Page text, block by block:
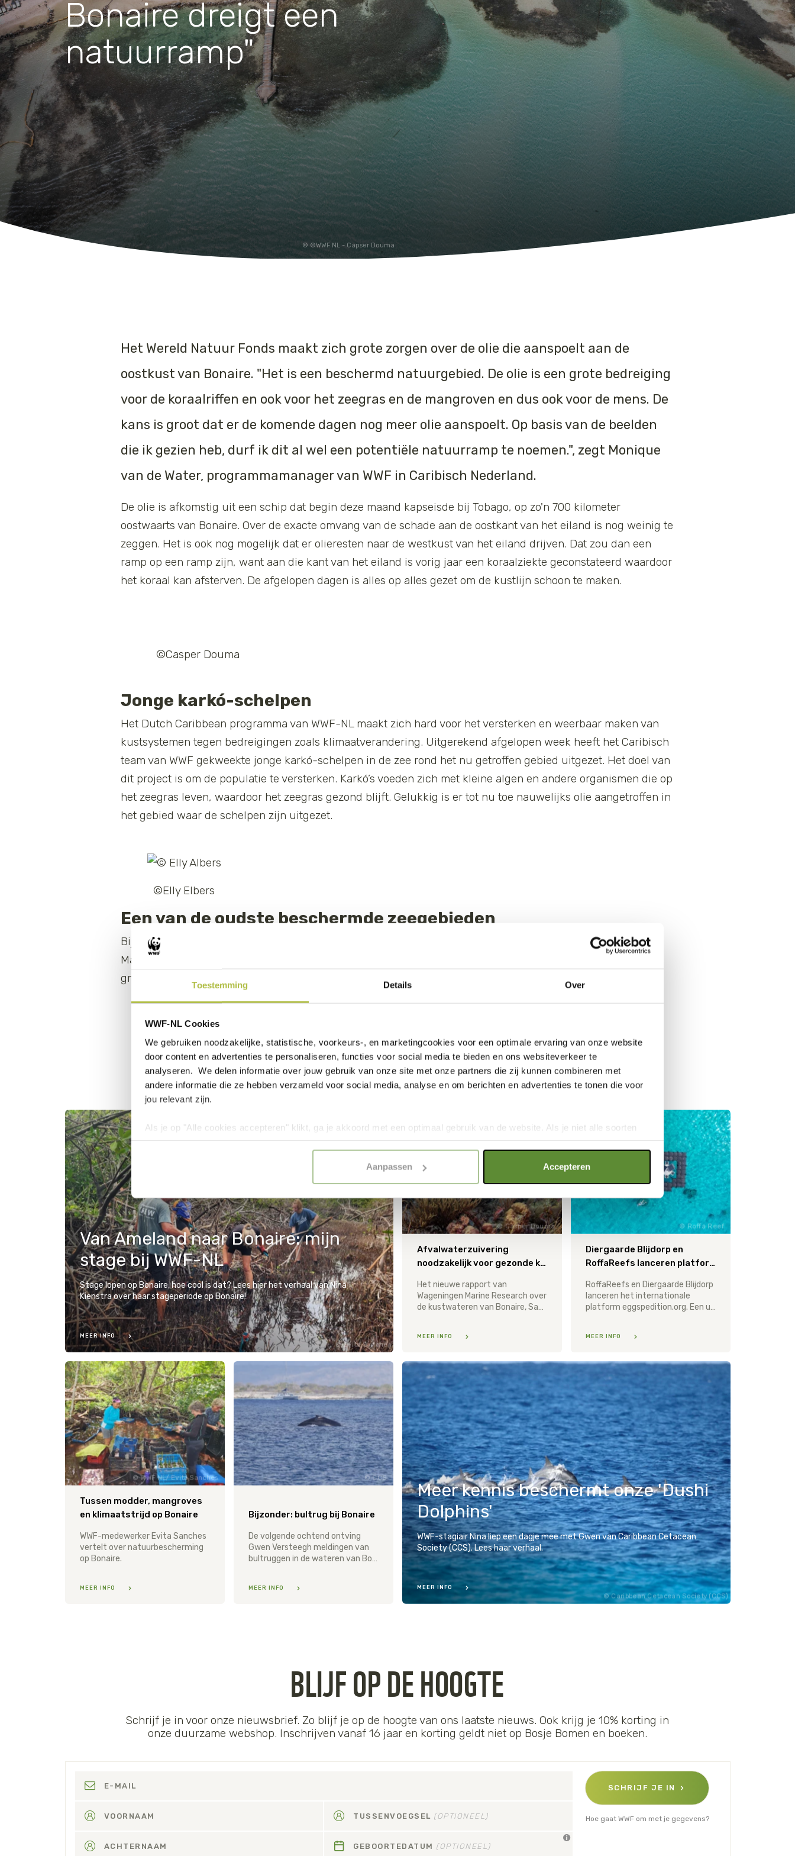
Toestemming Details Over
WWF-NL Cookies
We gebruiken noodzakelijke, statistische, voorkeurs-, en marketingcookies voor een optimale ervaring van onze website
door content en advertenties te personaliseren, functies voor social media te bieden en ons websiteverkeer te
analyseren. We delen informatie over jouw gebruik van onze site met onze partners die zij kunnen combineren met
andere informatie die ze hebben verzameld voor social media, analyse en om berichten en advertenties te tonen die voor
jou relevant zijn.
Als je op "Alle cookies accepteren" klikt, ga je akkoord met een optimaal gebruik van de website. Als je niet alle soorten
cookies wilt toestaan, maak dan jouw keuze in "selectie toestaan" of "alleen noodzakelijke cookies", wat wel gevolgen kan
Aanpassen Accepteren
Notitieboekjes
Speelgoed
Knuffels
Puzzels
Spellen
Kleuren en knutselen
©WWF NL - Capser Douma
Bonaire dreigt een
natuurramp"
Het Wereld Natuur Fonds maakt zich grote zorgen over de olie die aanspoelt aan de
oostkust van Bonaire. "Het is een beschermd natuurgebied. De olie is een grote bedreiging
voor de koraalriffen en ook voor het zeegras en de mangroven en dus ook voor de mens. De
kans is groot dat er de komende dagen nog meer olie aanspoelt. Op basis van de beelden
die ik gezien heb, durf ik dit al wel een potentiële natuurramp te noemen.", zegt Monique
van de Water, programmamanager van WWF in Caribisch Nederland.
De olie is afkomstig uit een schip dat begin deze maand kapseisde bij Tobago, op zo'n 700 kilometer
oostwaarts van Bonaire. Over de exacte omvang van de schade aan de oostkant van het eiland is nog weinig te
zeggen. Het is ook nog mogelijk dat er olieresten naar de westkust van het eiland drijven. Dat zou dan een
ramp op een ramp zijn, want aan die kant van het eiland is vorig jaar een koraalziekte geconstateerd waardoor
het koraal kan afsterven. De afgelopen dagen is alles op alles gezet om de kustlijn schoon te maken.
©Casper Douma
Jonge karkó-schelpen
Het Dutch Caribbean programma van WWF-NL maakt zich hard voor het versterken en weerbaar maken van
kustsystemen tegen bedreigingen zoals klimaatverandering. Uitgerekend afgelopen week heeft het Caribisch
team van WWF gekweekte jonge karkó-schelpen in de zee rond het nu getroffen gebied uitgezet. Het doel van
dit project is om de populatie te versterken. Karkó’s voeden zich met kleine algen en andere organismen die op
het zeegras leven, waardoor het zeegras gezond blijft. Gelukkig is er tot nu toe nauwelijks olie aangetroffen in
het gebied waar de schelpen zijn uitgezet.
©Elly Elbers
Een van de oudste beschermde zeegebieden
Bijzondere diersoorten zoals zeeschildpadden en haaien zijn afhankelijk van de koraalriffen rond Bonaire.
Maar ook de Bonairianen die hun inkomsten vaak verdienen via (duik)toerisme visserij. Allerlei vissoorten
groeien op tussen het koraal. De zee rond Bonaire is één van de oudste
GERELATEERDE ARTIKELEN
Evita Sanches
Van Ameland naar Bonaire: mijn
stage bij WWF-NL
Stage lopen op Bonaire, hoe cool is dat? Lees hier het verhaal van Nina
Kienstra over haar stageperiode op Bonaire!
MEER INFO
Casper Douma
Afvalwaterzuivering
noodzakelijk voor gezonde koraalriffen in Caribisch Nederland
Het nieuwe rapport van
Wageningen Marine Research over
de kustwateren van Bonaire, Saba en Sint Eustatius laat zien dat de waterkwaliteit in Caribisch Nederland ernstig onder druk staat.
MEER INFO
Roffa Reef
Diergaarde Blijdorp en
RoffaReefs lanceren platform dat vispopulaties wereldwijd in kaart brengt
RoffaReefs en Diergaarde Blijdorp
lanceren het internationale
platform eggspedition.org. Een unieke digitale omgeving waar data aan toegevoegd word over de voortplanting van vissen.
MEER INFO
WWF NL/ Evita Sanches
Tussen modder, mangroves
en klimaatstrijd op Bonaire
WWF-medewerker Evita Sanches
vertelt over natuurbescherming
op Bonaire.
MEER INFO
CCS
Bijzonder: bultrug bij Bonaire
De volgende ochtend ontving
Gwen Versteegh meldingen van
bultruggen in de wateren van Bonaire, een vrouwelijke bultrug en haar kalf.
MEER INFO
Caribbean Cetacean Society (CCS)
Meer kennis beschermt onze 'Dushi
Dolphins'
WWF-stagiair Nina liep een dagje mee met Gwen van Caribbean Cetacean
Society (CCS). Lees haar verhaal.
MEER INFO
BLIJF OP DE HOOGTE
Schrijf je in voor onze nieuwsbrief. Zo blijf je op de hoogte van ons laatste nieuws. Ook krijg je 10% korting in
onze duurzame webshop. Inschrijven vanaf 16 jaar en korting geldt niet op Bosje Bomen en boeken.
E-MAIL
VOORNAAM TUSSENVOEGSEL (OPTIONEEL)
ACHTERNAAM GEBOORTEDATUM (OPTIONEEL)
SCHRIJF JE IN
Hoe gaat WWF om met je gegevens?